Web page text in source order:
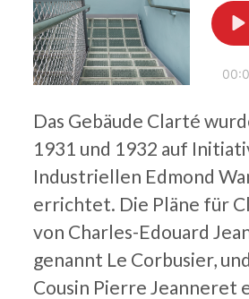
Das Gebäude Clarté
1931 und 1932 auf
Industriellen Edmond
errichtet. Die Pläne für
von Charles-Edouard
genannt Le Corbusier,
Cousin Pierre Jeanneret